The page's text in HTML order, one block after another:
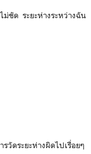
ชัด ระยะห่างระหว่างฉัน
วัดระยะห่างผิดไปเรื่อยๆ